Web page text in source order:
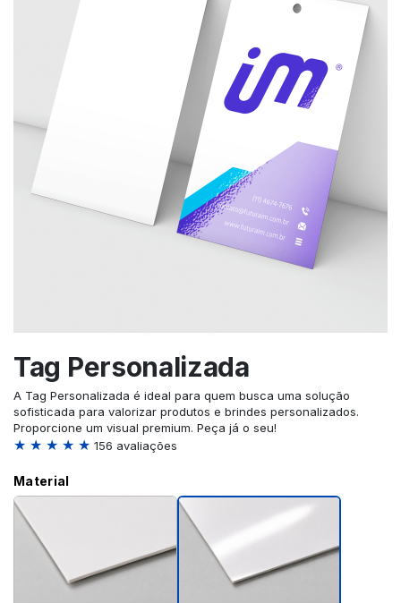
Tag Personalizada
A Tag Personalizada é ideal para quem busca uma solução
sofisticada para valorizar produtos e brindes personalizados.
Proporcione um visual premium. Peça já o seu!
★ ★ ★ ★ ★ 156 avaliações
Material